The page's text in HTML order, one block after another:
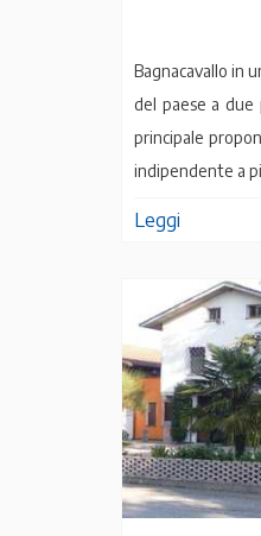
Bagnacavallo in
del paese a
principale
indipendente a
Leggi